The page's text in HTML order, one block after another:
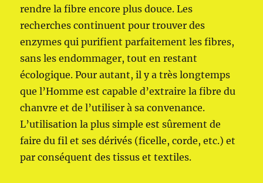
rendre la fibre encore plus douce. Les
recherches continuent pour trouver des
enzymes qui purifient parfaitement les fibres,
sans les endommager, tout en restant
écologique. Pour autant, il y a très longtemps
que l’Homme est capable d’extraire la fibre du
chanvre et de l’utiliser à sa convenance.
L’utilisation la plus simple est sûrement de
faire du fil et ses dérivés (ficelle, corde, etc.) et
par conséquent des tissus et textiles.